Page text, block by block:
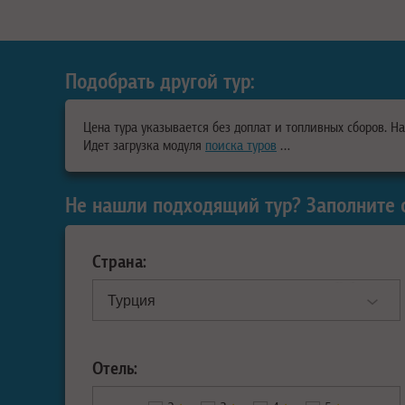
Подобрать другой тур:
Цена тура указывается без доплат и топливных сборов.
Идет загрузка модуля поиска туров …
Не нашли подходящий тур?
Страна:
Отель: